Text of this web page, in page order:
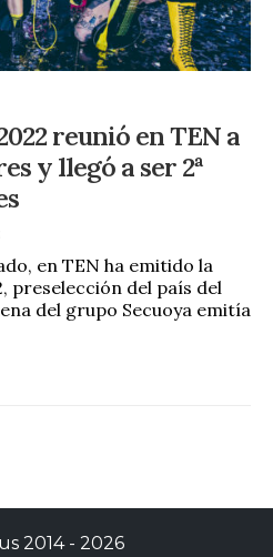
reunió en TEN a
y llegó a ser 2ª
en TEN ha emitido la
preselección del país del
del grupo Secuoya emitía
2014 - 2026